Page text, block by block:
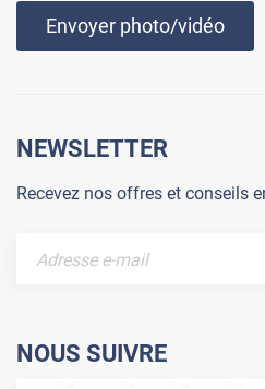
Envoyer photo/vidéo
NEWSLETTER
Recevez nos offres et conseils
NOUS SUIVRE